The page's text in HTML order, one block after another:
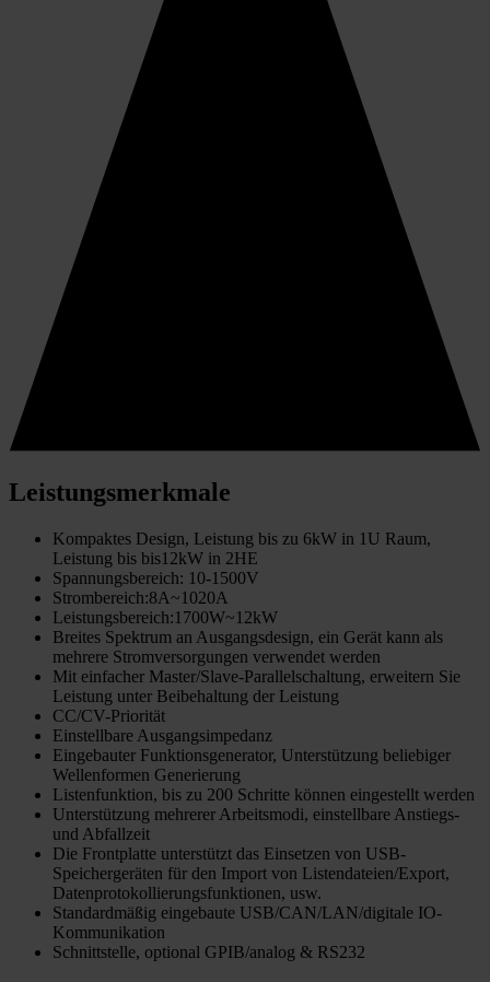
Leistungsmerkmale
Kompaktes Design, Leistung bis zu 6kW in 1U Raum,
Leistung bis bis12kW in 2HE
Spannungsbereich: 10-1500V
Strombereich:8A~1020A
Leistungsbereich:1700W~12kW
Breites Spektrum an Ausgangsdesign, ein Gerät kann als
mehrere Stromversorgungen verwendet werden
Mit einfacher Master/Slave-Parallelschaltung, erweitern Sie
Leistung unter Beibehaltung der Leistung
CC/CV-Priorität
Einstellbare Ausgangsimpedanz
Eingebauter Funktionsgenerator, Unterstützung beliebiger
Wellenformen Generierung
Listenfunktion, bis zu 200 Schritte können eingestellt werden
Unterstützung mehrerer Arbeitsmodi, einstellbare Anstiegs-
und Abfallzeit
Die Frontplatte unterstützt das Einsetzen von USB-
Speichergeräten für den Import von Listendateien/Export,
Datenprotokollierungsfunktionen, usw.
Standardmäßig eingebaute USB/CAN/LAN/digitale IO-
Kommunikation
Schnittstelle, optional GPIB/analog & RS232